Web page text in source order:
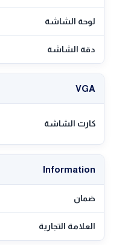
لوحة الشاشة
دقة الشاشة
VGA
كارت الشاشة
Information
ضمان
العلامة التجارية